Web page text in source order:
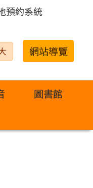
預約系統
網站導覽
圖書館